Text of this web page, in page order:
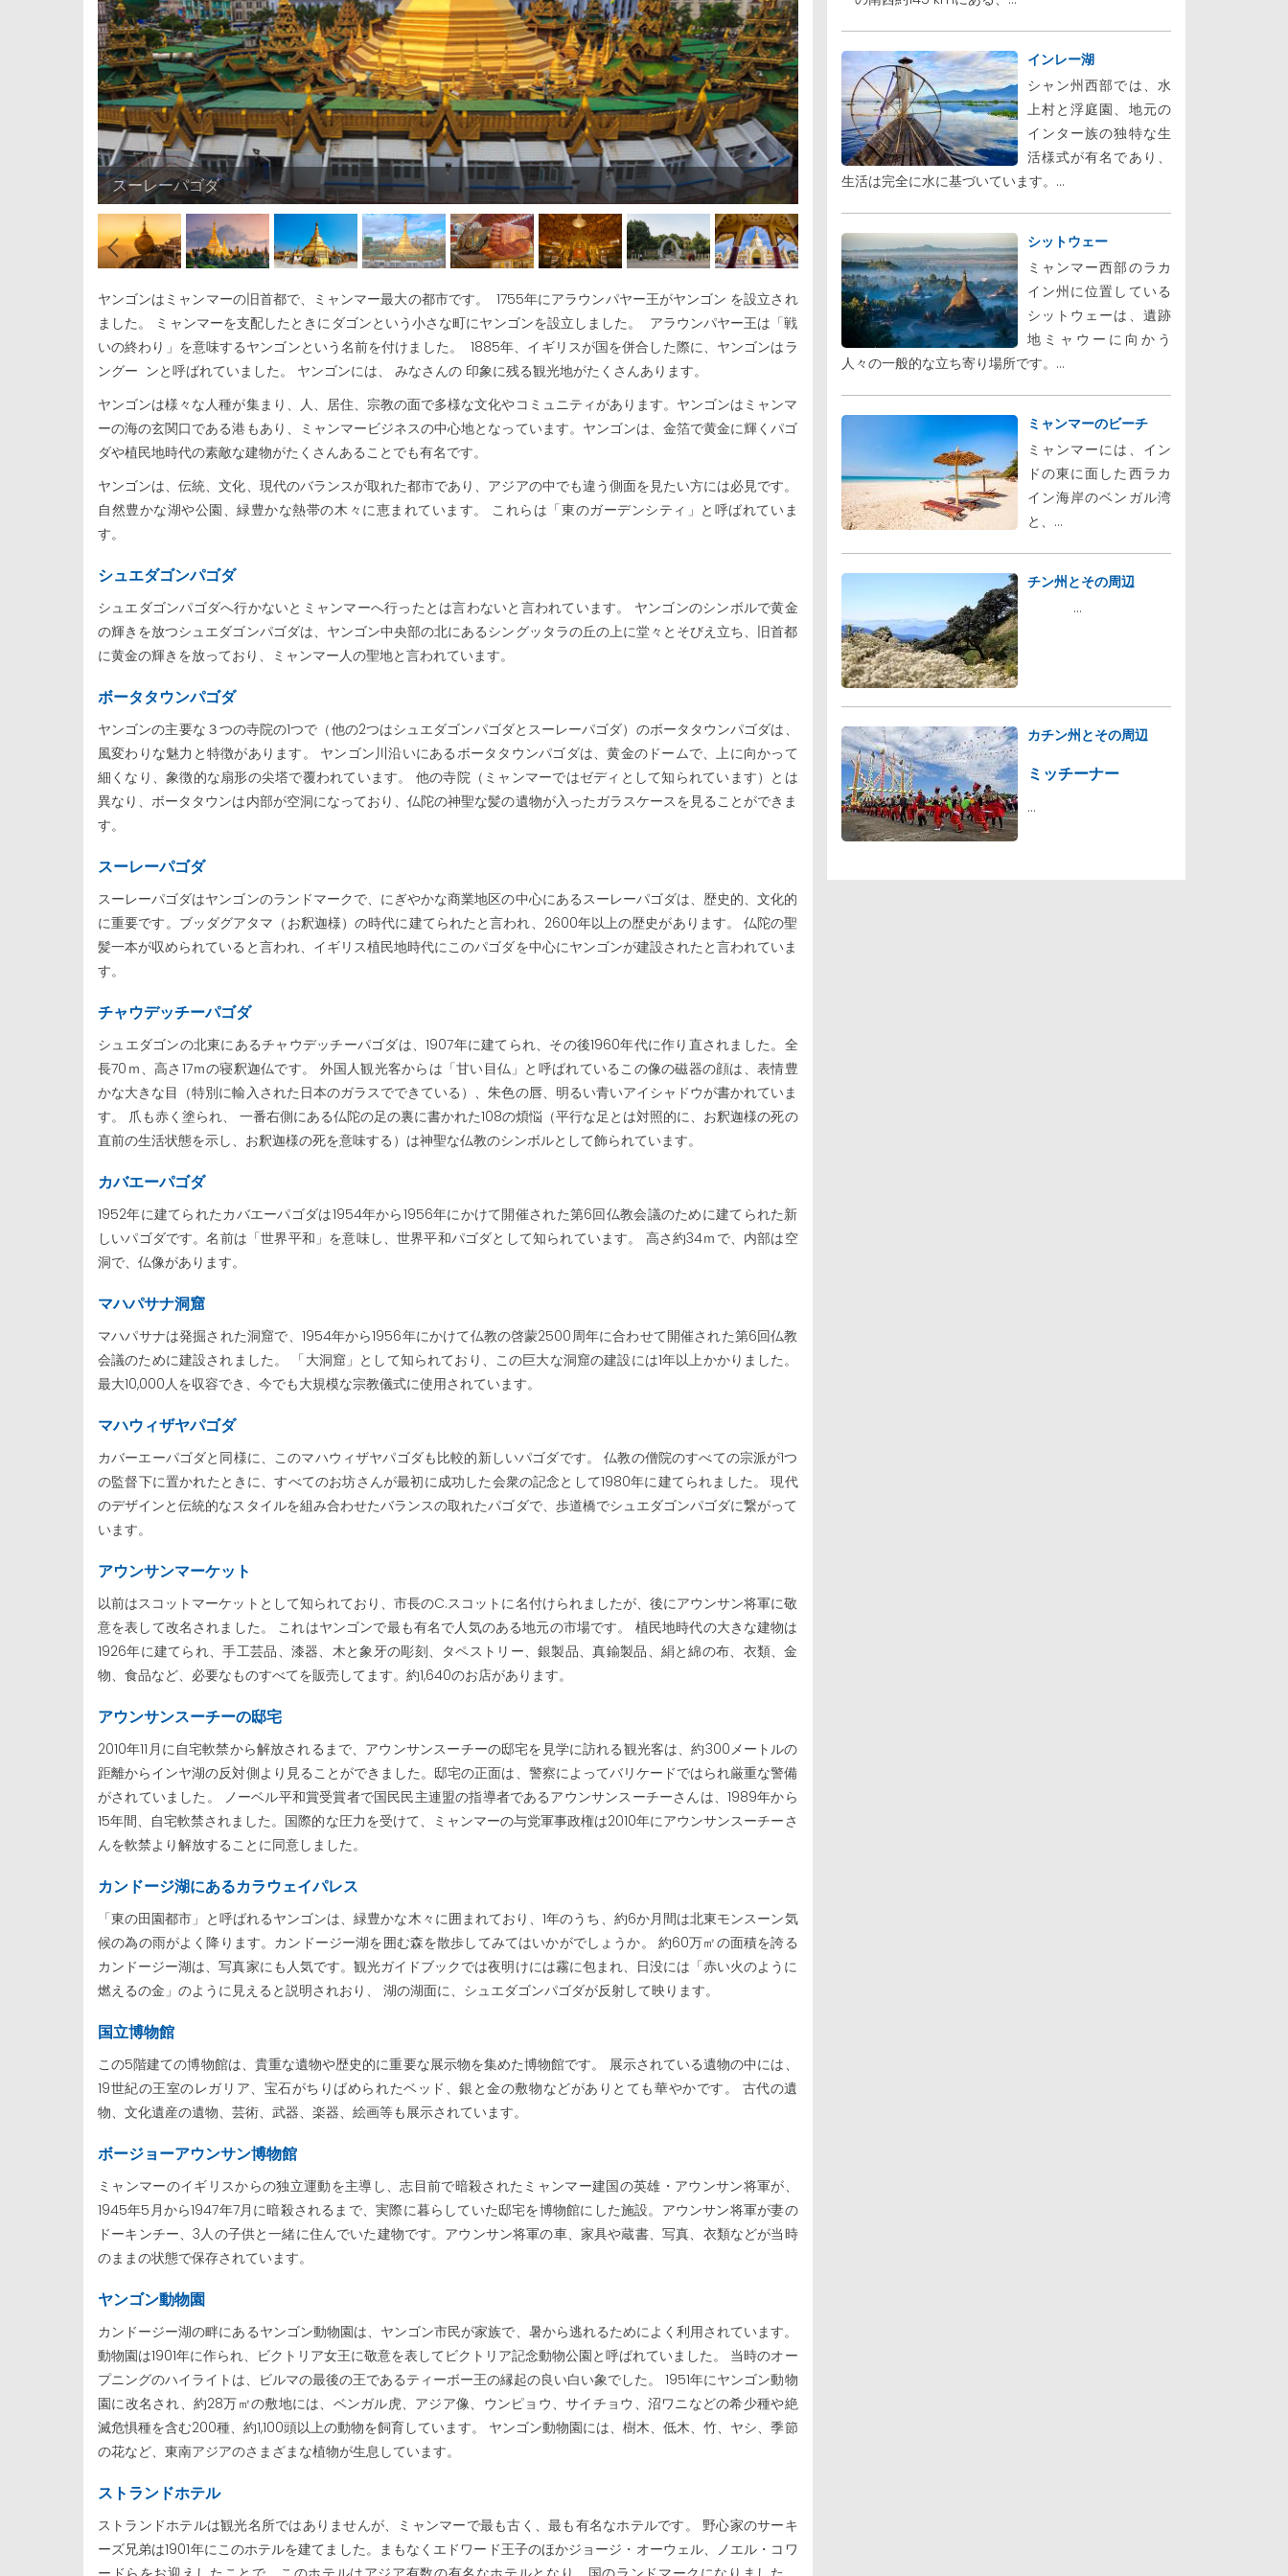
スーレーパゴダ
ヤンゴンはミャンマーの旧首都で、ミャンマー最大の都市です。 1755年にアラウンパヤー王がヤンゴン を設立され
ました。 ミャンマーを支配したときにダゴンという小さな町にヤンゴンを設立しました。 アラウンパヤー王は「戦
いの終わり」を意味するヤンゴンという名前を付けました。 1885年、イギリスが国を併合した際に、ヤンゴンはラ
ングー ンと呼ばれていました。 ヤンゴンには、 みなさんの 印象に残る観光地がたくさんあります。
ヤンゴンは様々な人種が集まり、人、居住、宗教の面で多様な文化やコミュニティがあります。ヤンゴンはミャンマ
ーの海の玄関口である港もあり、ミャンマービジネスの中心地となっています。ヤンゴンは、金箔で黄金に輝くパゴ
ダや植民地時代の素敵な建物がたくさんあることでも有名です。
ヤンゴンは、伝統、文化、現代のバランスが取れた都市であり、アジアの中でも違う側面を見たい方には必見です。
自然豊かな湖や公園、緑豊かな熱帯の木々に恵まれています。 これらは「東のガーデンシティ」と呼ばれていま
す。
シュエダゴンパゴダ
シュエダゴンパゴダへ行かないとミャンマーへ行ったとは言わないと言われています。 ヤンゴンのシンボルで黄金
の輝きを放つシュエダゴンパゴダは、ヤンゴン中央部の北にあるシングッタラの丘の上に堂々とそびえ立ち、旧首都
に黄金の輝きを放っており、ミャンマー人の聖地と言われています。
ボータタウンパゴダ
ヤンゴンの主要な３つの寺院の1つで（他の2つはシュエダゴンパゴダとスーレーパゴダ）のボータタウンパゴダは、
風変わりな魅力と特徴があります。 ヤンゴン川沿いにあるボータタウンパゴダは、黄金のドームで、上に向かって
細くなり、象徴的な扇形の尖塔で覆われています。 他の寺院（ミャンマーではゼディとして知られています）とは
異なり、ボータタウンは内部が空洞になっており、仏陀の神聖な髪の遺物が入ったガラスケースを見ることができま
す。
スーレーパゴダ
スーレーパゴダはヤンゴンのランドマークで、にぎやかな商業地区の中心にあるスーレーパゴダは、歴史的、文化的
に重要です。ブッダグアタマ（お釈迦様）の時代に建てられたと言われ、2600年以上の歴史があります。 仏陀の聖
髪一本が収められていると言われ、イギリス植民地時代にこのパゴダを中心にヤンゴンが建設されたと言われていま
す。
チャウデッチーパゴダ
シュエダゴンの北東にあるチャウデッチーパゴダは、1907年に建てられ、その後1960年代に作り直されました。全
長70ｍ、高さ17ｍの寝釈迦仏です。 外国人観光客からは「甘い目仏」と呼ばれているこの像の磁器の顔は、表情豊
かな大きな目（特別に輸入された日本のガラスでできている）、朱色の唇、明るい青いアイシャドウが書かれていま
す。 爪も赤く塗られ、 一番右側にある仏陀の足の裏に書かれた108の煩悩（平行な足とは対照的に、お釈迦様の死の
直前の生活状態を示し、お釈迦様の死を意味する）は神聖な仏教のシンボルとして飾られています。
カバエーパゴダ
1952年に建てられたカバエーパゴダは1954年から1956年にかけて開催された第6回仏教会議のために建てられた新
しいパゴダです。名前は「世界平和」を意味し、世界平和パゴダとして知られています。 高さ約34ｍで、内部は空
洞で、仏像があります。
マハパサナ洞窟
マハパサナは発掘された洞窟で、1954年から1956年にかけて仏教の啓蒙2500周年に合わせて開催された第6回仏教
会議のために建設されました。 「大洞窟」として知られており、この巨大な洞窟の建設には1年以上かかりました。
最大10,000人を収容でき、今でも大規模な宗教儀式に使用されています。
マハウィザヤパゴダ
カバーエーパゴダと同様に、このマハウィザヤパゴダも比較的新しいパゴダです。 仏教の僧院のすべての宗派が1つ
の監督下に置かれたときに、すべてのお坊さんが最初に成功した会衆の記念として1980年に建てられました。 現代
のデザインと伝統的なスタイルを組み合わせたバランスの取れたパゴダで、歩道橋でシュエダゴンパゴダに繋がって
います。
アウンサンマーケット
以前はスコットマーケットとして知られており、市長のC.スコットに名付けられましたが、後にアウンサン将軍に敬
意を表して改名されました。 これはヤンゴンで最も有名で人気のある地元の市場です。 植民地時代の大きな建物は
1926年に建てられ、手工芸品、漆器、木と象牙の彫刻、タペストリー、銀製品、真鍮製品、絹と綿の布、衣類、金
物、食品など、必要なものすべてを販売してます。約1,640のお店があります。
アウンサンスーチーの邸宅
2010年11月に自宅軟禁から解放されるまで、アウンサンスーチーの邸宅を見学に訪れる観光客は、約300メートルの
距離からインヤ湖の反対側より見ることができました。邸宅の正面は、警察によってバリケードではられ厳重な警備
がされていました。 ノーベル平和賞受賞者で国民民主連盟の指導者であるアウンサンスーチーさんは、1989年から
15年間、自宅軟禁されました。国際的な圧力を受けて、ミャンマーの与党軍事政権は2010年にアウンサンスーチーさ
んを軟禁より解放することに同意しました。
カンドージ湖にあるカラウェイパレス
「東の田園都市」と呼ばれるヤンゴンは、緑豊かな木々に囲まれており、1年のうち、約6か月間は北東モンスーン気
候の為の雨がよく降ります。カンドージー湖を囲む森を散歩してみてはいかがでしょうか。 約60万㎡の面積を誇る
カンドージー湖は、写真家にも人気です。観光ガイドブックでは夜明けには霧に包まれ、日没には「赤い火のように
燃えるの金」のように見えると説明されおり、 湖の湖面に、シュエダゴンパゴダが反射して映ります。
国立博物館
この5階建ての博物館は、貴重な遺物や歴史的に重要な展示物を集めた博物館です。 展示されている遺物の中には、
19世紀の王室のレガリア、宝石がちりばめられたベッド、銀と金の敷物などがありとても華やかです。 古代の遺
物、文化遺産の遺物、芸術、武器、楽器、絵画等も展示されています。
ボージョーアウンサン博物館
ミャンマーのイギリスからの独立運動を主導し、志目前で暗殺されたミャンマー建国の英雄・アウンサン将軍が、
1945年5月から1947年7月に暗殺されるまで、実際に暮らしていた邸宅を博物館にした施設。アウンサン将軍が妻の
ドーキンチー、3人の子供と一緒に住んでいた建物です。アウンサン将軍の車、家具や蔵書、写真、衣類などが当時
のままの状態で保存されています。
ヤンゴン動物園
カンドージー湖の畔にあるヤンゴン動物園は、ヤンゴン市民が家族で、暑から逃れるためによく利用されています。
動物園は1901年に作られ、ビクトリア女王に敬意を表してビクトリア記念動物公園と呼ばれていました。 当時のオー
プニングのハイライトは、ビルマの最後の王であるティーボー王の縁起の良い白い象でした。 1951年にヤンゴン動物
園に改名され、約28万㎡の敷地には、ベンガル虎、アジア像、ウンピョウ、サイチョウ、沼ワニなどの希少種や絶
滅危惧種を含む200種、約1,100頭以上の動物を飼育しています。 ヤンゴン動物園には、樹木、低木、竹、ヤシ、季節
の花など、東南アジアのさまざまな植物が生息しています。
ストランドホテル
ストランドホテルは観光名所ではありませんが、ミャンマーで最も古く、最も有名なホテルです。 野心家のサーキ
ーズ兄弟は1901年にこのホテルを建てました。まもなくエドワード王子のほかジョージ・オーウェル、ノエル・コワ
インレー湖
シャン州西部では、水
上村と浮庭園、地元の
インター族の独特な生
活様式が有名であり、
生活は完全に水に基づいています。...
シットウェー
ミャンマー西部のラカ
イン州に位置している
シットウェーは、遺跡
地ミャウーに向かう
人々の一般的な立ち寄り場所です。...
ミャンマーのビーチ
ミャンマーには、イン
ドの東に面した西ラカ
イン海岸のベンガル湾
と、...
チン州とその周辺
...
カチン州とその周辺
ミッチーナー
...